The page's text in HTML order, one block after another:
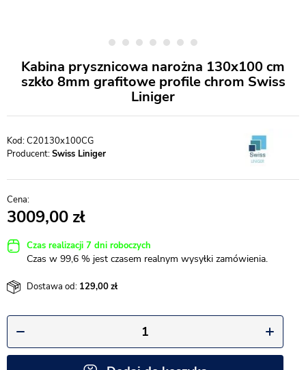
Kabina prysznicowa narożna 130x100 cm
szkło 8mm grafitowe profile chrom Swiss
Liniger
C20130x100CG
Producent:Swiss Liniger
3009,00
Czas realizacji 7 dni roboczych
Czas w 99,6 % jest czasem realnym wysyłki zamówienia.
Dostawa od: 129,00